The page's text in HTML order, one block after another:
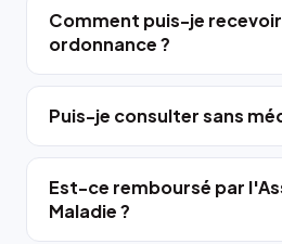
Comment puis-je
ordonnance ?
Puis-je consulter sans
Est-ce remboursé par
Maladie ?